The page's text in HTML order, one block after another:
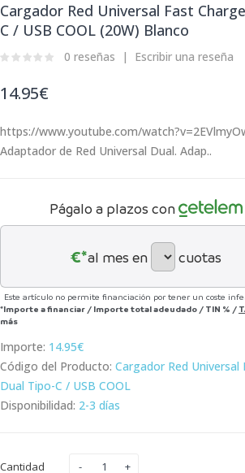
Cargador Red Universal Fast
C / USB COOL (20W) Blanco
0 reseñas Escribir una reseña
14.95€
https://www.youtube.com/
Adaptador de Red Universal Dual. Adap..
Págalo a plazos con
€*al mes en cuotas
Este artículo no permite financiación por tener un coste
*Importe a financiar / Importe total adeudado / TIN % /
más
Importe: 14.95€
Código del Producto: Cargador Red Universal
Dual Tipo-C / USB COOL
Disponibilidad: 2-3 días
Cantidad